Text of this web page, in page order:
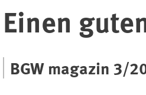
Einen
BGW magazin 3/